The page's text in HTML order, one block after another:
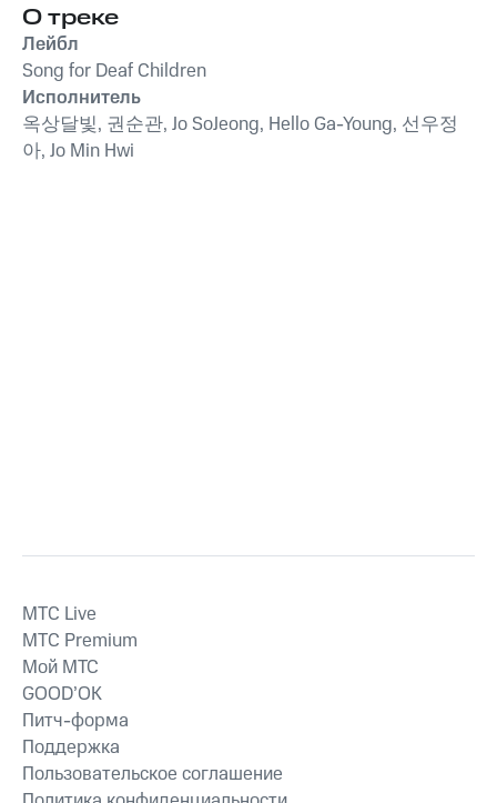
О треке
Лейбл
Song for Deaf Children
Исполнитель
옥상달빛, 권순관, Jo SoJeong, Hello Ga-Young, 선우정
아, Jo Min Hwi
MTС Live
MTС Premium
Мой МТС
GOOD’OK
Питч-форма
Поддержка
Пользовательское соглашение